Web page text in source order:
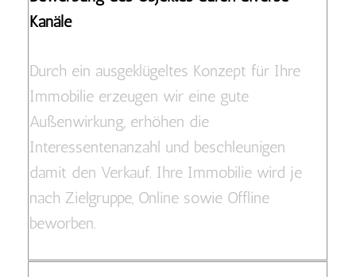
Kanäle
Durch ein ausgeklügeltes Konzept für Ihre
Immobilie erzeugen wir eine gute
Außenwirkung, erhöhen die
Interessentenanzahl und beschleunigen
damit den Verkauf. Ihre Immobilie wird je
nach Zielgruppe, Online sowie Offline
beworben.